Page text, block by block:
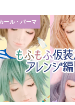
ール・パーマ